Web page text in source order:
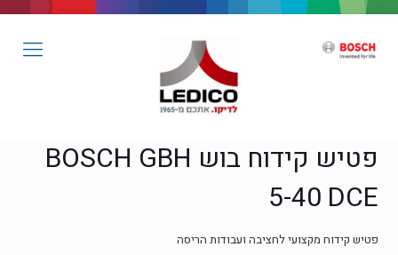
פטיש קידוח בוש BOSCH GBH
5-40 DCE
פטיש קידוח מקצועי לחציבה ועבודות הריסה